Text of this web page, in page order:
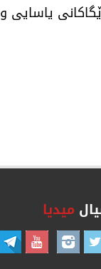
ەهەموو ڕێگاكانی
میدیا